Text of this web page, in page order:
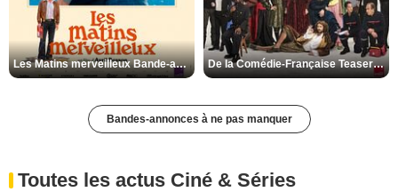
Les Matins merveilleux Bande-annonce VF De la Comédie-Française Teaser VF
Bandes-annonces à ne pas manquer
Toutes les actus Ciné & Séries